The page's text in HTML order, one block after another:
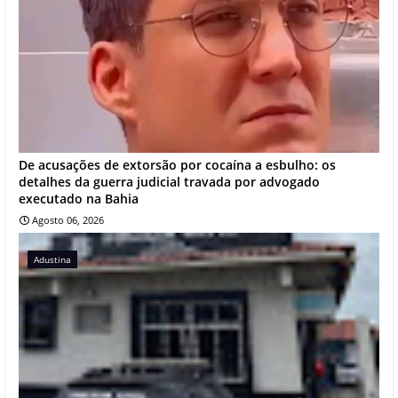
De acusações de extorsão por cocaína a esbulho: os
detalhes da guerra judicial travada por advogado
executado na Bahia
Agosto 06, 2026
Adustina